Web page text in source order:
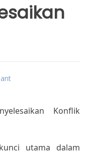
Konflik
utama dalam